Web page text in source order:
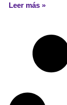
Leer más »